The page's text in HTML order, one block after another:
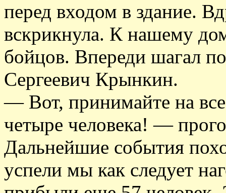
перед входом в здание.
вскрикнула. К нашему
бойцов. Впереди шагал
Сергеевич Крынкин.
— Вот, принимайте на
четыре человека! —
Дальнейшие события
успели мы как следует